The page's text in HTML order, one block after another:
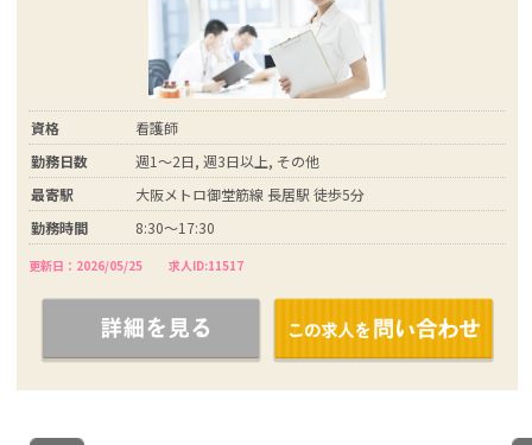
資格
看護師
勤務日数
週1～2日, 週3日以上, その他
最寄駅
大阪メトロ御堂筋線 長居駅 徒歩5分
勤務時間
8:30～17:30
更新日：2026/05/25 求人ID:11517